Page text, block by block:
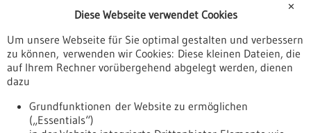
Veranstaltungen
Erscheinungsdatum
✕
Diese Webseite verwendet Cookies
Um unsere Webseite für Sie optimal gestalten und verbessern
zu können, verwenden wir Cookies: Diese kleinen Dateien, die
auf Ihrem Rechner vorübergehend abgelegt werden, dienen
dazu
Grundfunktionen der Website zu ermöglichen
(„Essentials“)